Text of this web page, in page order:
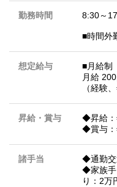
勤務時間 8:30～
■時間外
想定給与
■月給制
月給
（経験
昇給・賞与
◆昇給：
◆賞与：
諸手当
◆通勤交
◆家族手
り：2万